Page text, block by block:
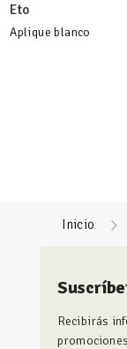
Eto
Aplique blanco
Inicio
Recibirás